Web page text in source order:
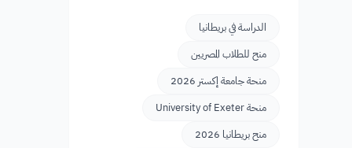
الدراسة في بريطانيا
منح للطلاب المصريين
منحة جامعة إكستر 2026
منحة University of Exeter
منح بريطانيا 2026